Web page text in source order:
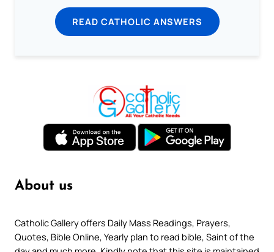
READ CATHOLIC ANSWERS
About us
Catholic Gallery offers Daily Mass Readings, Prayers,
Quotes, Bible Online, Yearly plan to read bible, Saint of the